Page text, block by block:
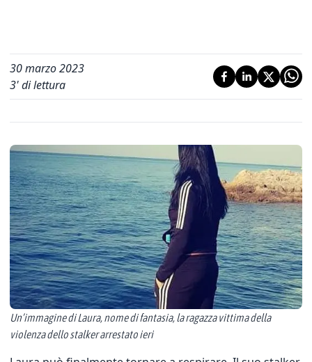
30 marzo 2023
3' di lettura
Un’immagine di Laura, nome di fantasia, la ragazza vittima della
violenza dello stalker arrestato ieri